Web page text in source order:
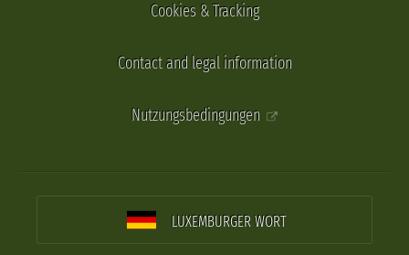
Cookies & Tracking
Contact and legal information
Nutzungsbedingungen
LUXEMBURGER WORT